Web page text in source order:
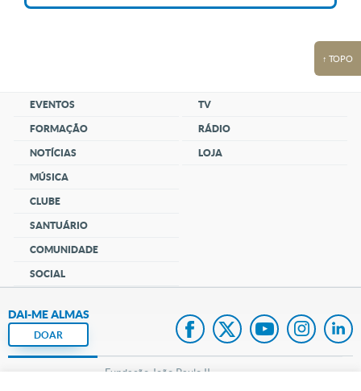
↑ TOPO
EVENTOS
FORMAÇÃO
NOTÍCIAS
MÚSICA
CLUBE
SANTUÁRIO
COMUNIDADE
SOCIAL
TV
RÁDIO
LOJA
DAI-ME ALMAS
DOAR
Fundação João Paulo II